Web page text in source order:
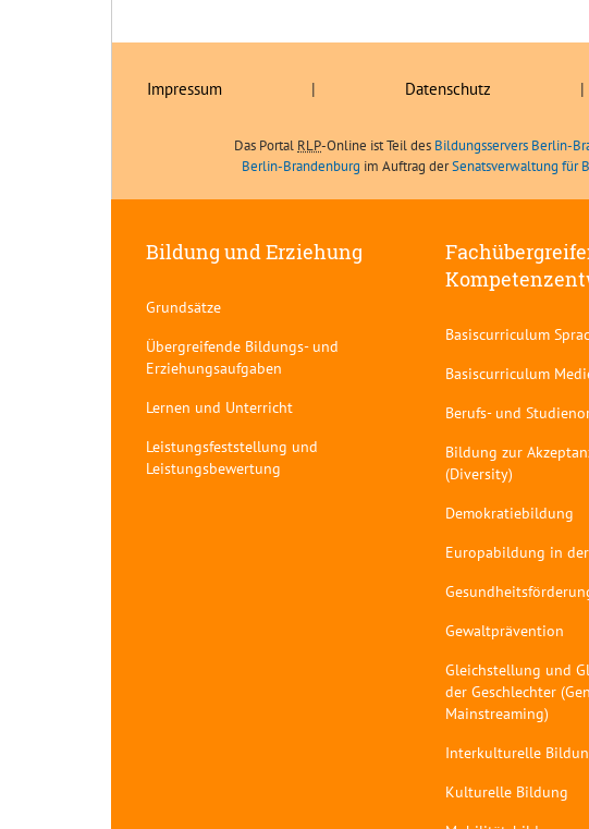
Impressum | Datenschutz |
Das Portal RLP-Online ist Teil des Bildungsservers Berlin-
Berlin-Brandenburg im Auftrag derSenatsverwaltung für
Bildung und Erziehung
Grundsätze
Übergreifende Bildungs- und
Erziehungsaufgaben
Lernen und Unterricht
Leistungsfeststellung und
Leistungsbewertung
Basiscurriculum
Basiscurriculum
Berufs- und
Bildung zur
(Diversity)
Demokratiebildung
Europabildung in
Gewaltprävention
Gleichstellung und
der Geschlechter
Mainstreaming)
Interkulturelle
Kulturelle Bildung